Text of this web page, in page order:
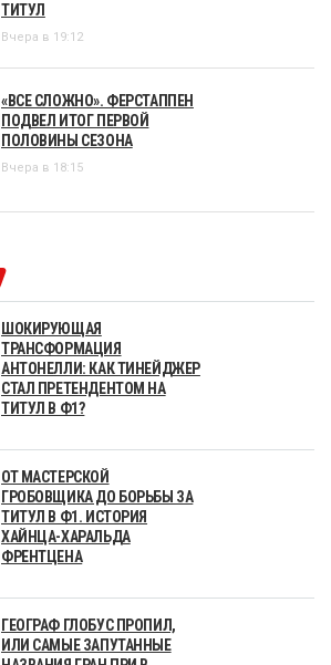
ТИТУЛ
Вчера в 19:12
«ВСЕ СЛОЖНО». ФЕРСТАППЕН
ПОДВЕЛ ИТОГ ПЕРВОЙ
ПОЛОВИНЫ СЕЗОНА
Вчера в 18:15
ШОКИРУЮЩАЯ
ТРАНСФОРМАЦИЯ
АНТОНЕЛЛИ: КАК ТИНЕЙДЖЕР
СТАЛ ПРЕТЕНДЕНТОМ НА
ТИТУЛ В Ф1?
ОТ МАСТЕРСКОЙ
ГРОБОВЩИКА ДО БОРЬБЫ ЗА
ТИТУЛ В Ф1. ИСТОРИЯ
ХАЙНЦА-ХАРАЛЬДА
ФРЕНТЦЕНА
ГЕОГРАФ ГЛОБУС ПРОПИЛ,
ИЛИ САМЫЕ ЗАПУТАННЫЕ